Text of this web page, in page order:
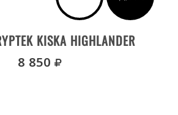
KISKA HIGHLANDER
8 850